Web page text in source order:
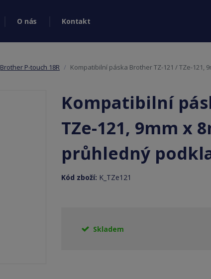
O nás Kontakt
Brother P-touch 18R Kompatibilní páska Brother TZ-121 / TZe-121,
Kompatibilní
TZe-121, 9mm x
průhledný
Kód zboží: K_TZe121
Skladem